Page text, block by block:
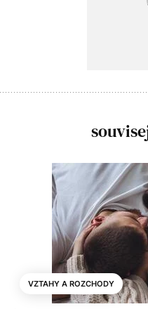
VZTAHY A ROZCHODY